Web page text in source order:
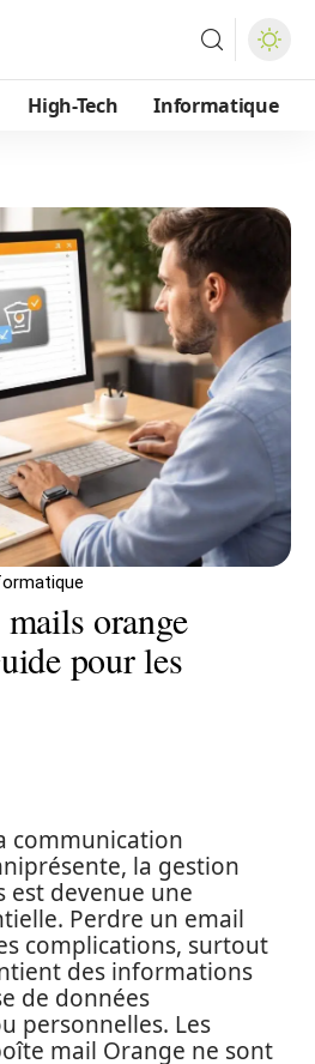
High-Tech Informatique
orange
pour les
communication
la gestion
est devenue une
Perdre un email
complications, surtout
des informations
de données
personnelles. Les
mail Orange ne sont